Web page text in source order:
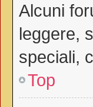
Alcuni
leggere,
speciali,
Top